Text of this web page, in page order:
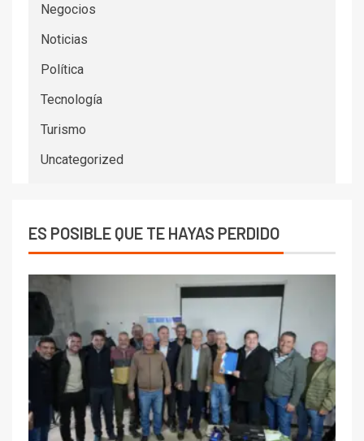
Negocios
Noticias
Política
Tecnología
Turismo
Uncategorized
ES POSIBLE QUE TE HAYAS PERDIDO